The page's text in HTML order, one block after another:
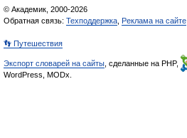
© Академик, 2000-2026
Обратная связь: Техподдержка Реклама на сайте
👣 Путешествия
Экспорт словарей на сайты , сделанные на PHP,
WordPress, MODx.